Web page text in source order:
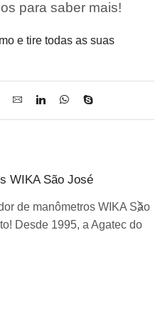
para saber mais!
e tire todas as suas
WIKA São José
de manômetros WIKA São
Desde 1995, a Agatec do